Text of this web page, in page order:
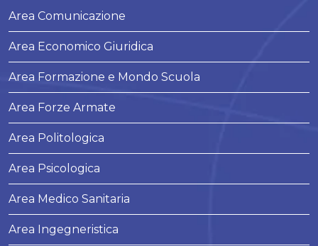
Area Comunicazione
Area Economico Giuridica
Area Formazione e Mondo Scuola
Area Forze Armate
Area Politologica
Area Psicologica
Area Medico Sanitaria
Area Ingegneristica